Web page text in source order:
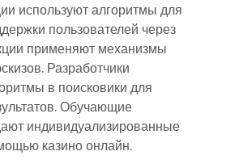
используют алгоритмы для
пользователей через
применяют механизмы
Разработчики
в поисковики для
Обучающие
индивидуализированные
казино онлайн.